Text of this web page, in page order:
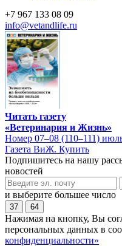
+7 967 133 08 09
info@vetandlife.ru
Читать газету
«Ветеринария и Жизнь»
Номер 07–08 (110–111)
Газета ВиЖ. Купить
Подпишитесь на нашу
новостей
и выберите большее число
37 64
Нажимая на кнопку, Вы
персональных данных в
конфиденциальности»